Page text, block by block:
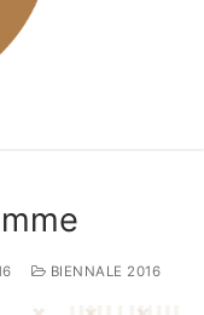
BIENNALE 2016